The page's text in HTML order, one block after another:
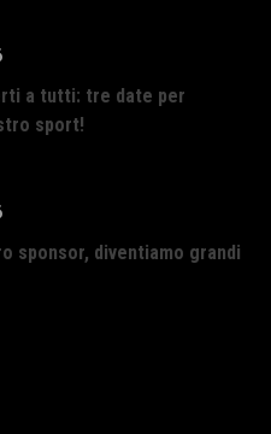
a tutti: tre date per
sport!
sponsor, diventiamo grandi